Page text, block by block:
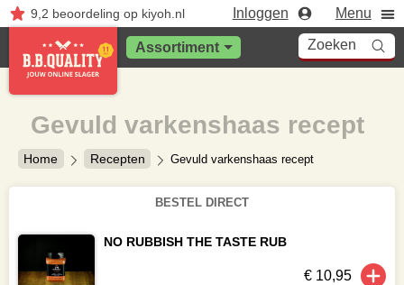
9,2 beoordelingop kiyoh.nl Inloggen Menu
Assortiment Zoeken
Home Recepten Gevuld varkenshaas recept
Gevuld varkenshaas recept
BESTEL DIRECT
NO RUBBISH THE TASTE RUB
€ 10,95